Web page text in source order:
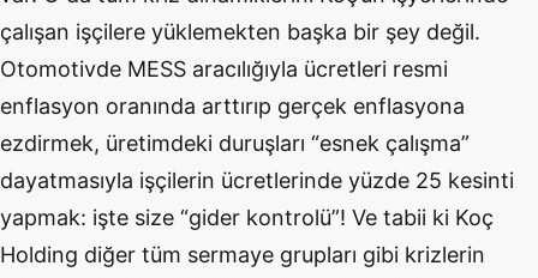
çalışan işçilere yüklemekten başka bir şey değil.
Otomotivde MESS aracılığıyla ücretleri resmi
enflasyon oranında arttırıp gerçek enflasyona
ezdirmek, üretimdeki duruşları “esnek çalışma”
dayatmasıyla işçilerin ücretlerinde yüzde 25 kesinti
yapmak: işte size “gider kontrolü”! Ve tabii ki Koç
Holding diğer tüm sermaye grupları gibi krizlerin